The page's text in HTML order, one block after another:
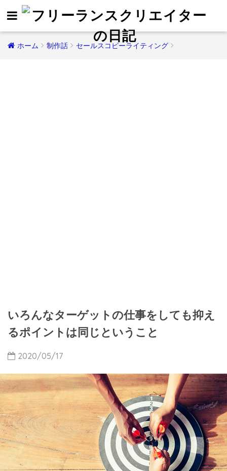
ホーム 制作話 セールスコピーライティング
いろんなターゲットの仕事をしても抑え
るポイントは同じということ
2020/05/17